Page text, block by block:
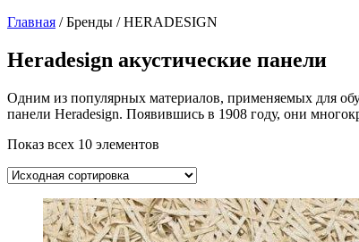
Главная / Бренды / HERADESIGN
Heradesign акустические панели
Одним из популярных материалов, применяемых для
панели Heradesign. Появившись в 1908 году, они
Показ всех 10 элементов